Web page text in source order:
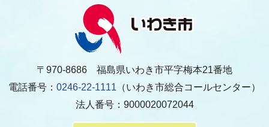
〒970-8686 福島県いわき市平字梅本21番地
電話番号： 0246-22-1111 （いわき市総合コールセンター）
法人番号：9000020072044